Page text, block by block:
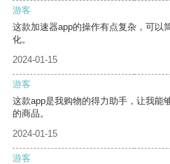
游客
这款加速器app的操作有点复杂，可以
化。
2024-01-15
游客
这款app是我购物的得力助手，让我能
的商品。
2024-01-15
游客